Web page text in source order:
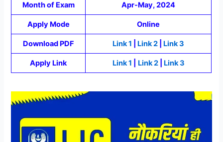
Month of Exam Apr-May, 2024
Apply Mode Online
Download PDF Link 1 Link 2 Link 3
Apply Link Link 1 Link 2 Link 3